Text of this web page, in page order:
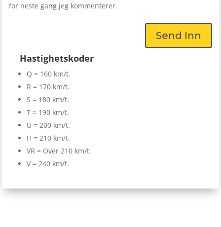
for neste gang jeg kommenterer.
Send Inn
Hastighetskoder
Q = 160 km/t.
R = 170 km/t.
S = 180 km/t.
T = 190 km/t.
U = 200 km/t.
H = 210 km/t.
VR = Over 210 km/t.
V = 240 km/t.